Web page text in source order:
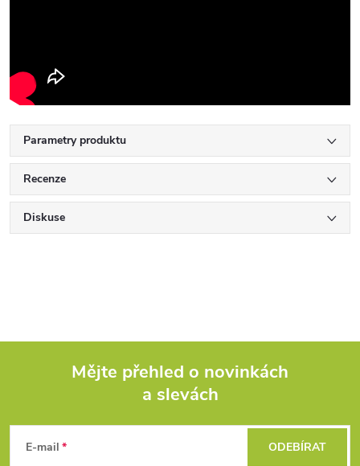
Parametry produktu
Recenze
Diskuse
Mějte přehled o novinkách
a slevách
E-mail ODEBÍRAT